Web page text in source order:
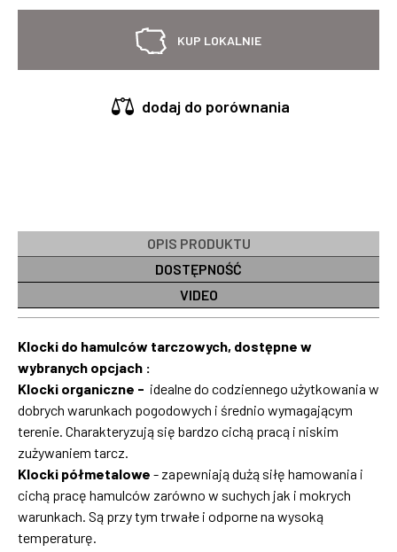
KUP LOKALNIE
dodaj do porównania
OPIS PRODUKTU
DOSTĘPNOŚĆ
VIDEO
Klocki do hamulców tarczowych, dostępne w
wybranych opcjach :
Klocki organiczne - idealne do codziennego użytkowania w
dobrych warunkach pogodowych i średnio wymagającym
terenie. Charakteryzują się bardzo cichą pracą i niskim
zużywaniem tarcz.
Klocki półmetalowe - zapewniają dużą siłę hamowania i
cichą pracę hamulców zarówno w suchych jak i mokrych
warunkach. Są przy tym trwałe i odporne na wysoką
temperaturę.